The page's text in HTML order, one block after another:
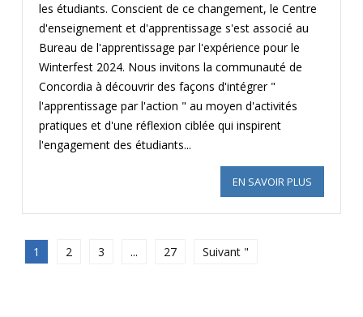
les étudiants. Conscient de ce changement, le Centre
d'enseignement et d'apprentissage s'est associé au
Bureau de l'apprentissage par l'expérience pour le
Winterfest 2024. Nous invitons la communauté de
Concordia à découvrir des façons d'intégrer "
l'apprentissage par l'action " au moyen d'activités
pratiques et d'une réflexion ciblée qui inspirent
l'engagement des étudiants...
EN SAVOIR PLUS
1 2 3 ... 27 Suivant "